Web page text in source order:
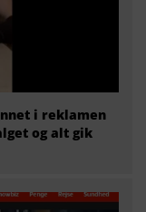
i reklamen
og alt gik